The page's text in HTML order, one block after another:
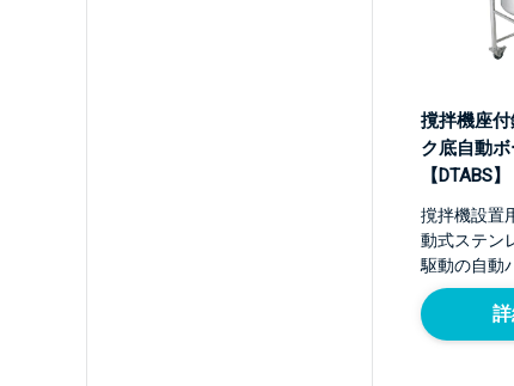
撹拌機座
ク底自動ボ
【DTABS】
撹拌機設置
動式ステン
駆動の自動